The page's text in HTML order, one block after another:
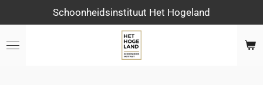
direct
naar
Schoonheidsinstituut Het Hogeland